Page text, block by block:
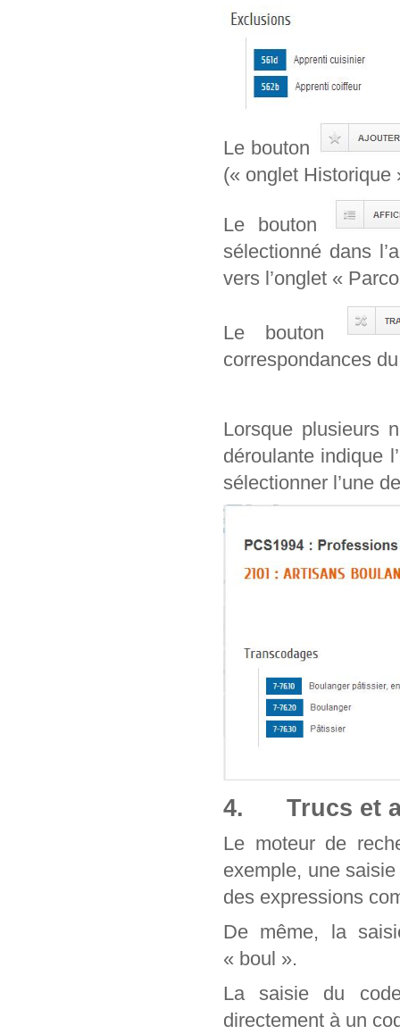
Le bouton
(« onglet Historique
Le bouton
sélectionné dans
vers l’onglet «
Le bouton
correspondances
Lorsque plusieurs
déroulante indique
sélectionner l’une
4. Trucs et
Le moteur de
exemple, une
des expressions
De même, la
« boul ».
La saisie du
directement à un